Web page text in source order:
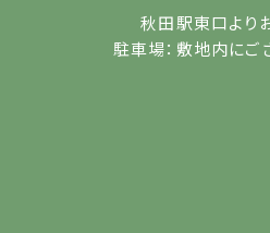
秋田駅東口より
駐車場：敷地内にご